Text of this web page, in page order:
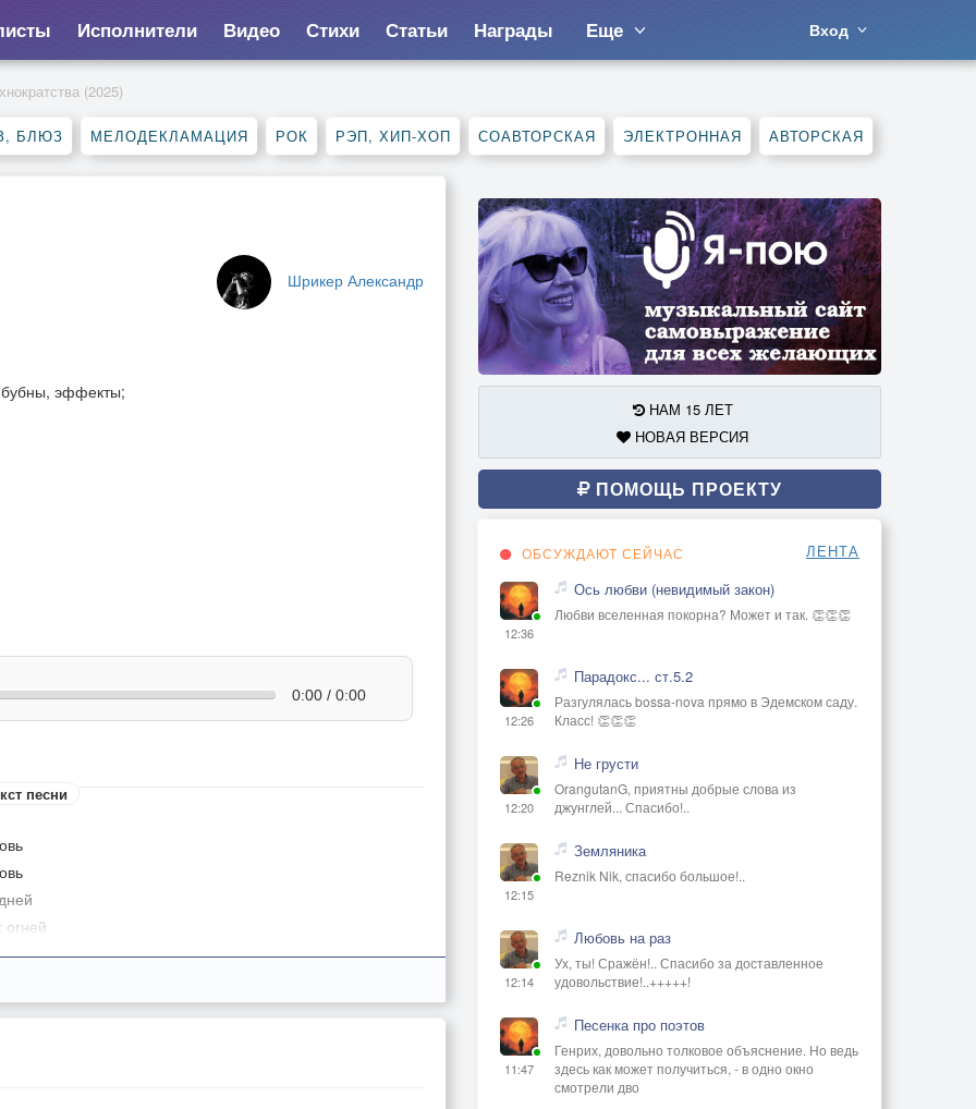
Исполнители Видео Стихи Статьи Награды Еще Вход
(2025)
БЛЮЗ МЕЛОДЕКЛАМАЦИЯ РОК РЭП, ХИП-ХОП СОАВТОРСКАЯ ЭЛЕКТРОННАЯ АВТОРСКАЯ
Шрикер Александр
бубны, эффекты;
0:00 / 0:00
песни
НАМ 15 ЛЕТ
НОВАЯ ВЕРСИЯ
ПОМОЩЬ ПРОЕКТУ
ОБСУЖДАЮТ СЕЙЧАС ЛЕНТА
12:36
Ось любви (невидимый закон)
Любви вселенная покорна? Может и так. 👏👏👏
12:26
Парадокс... ст.5.2
Разгулялась bossa-nova прямо в Эдемском саду.
Класс! 👏👏👏
12:20
Не грусти
OrangutanG, приятны добрые слова из
джунглей... Спасибо!..
12:15
Земляника
Reznik Nik, спасибо большое!..
12:14
Любовь на раз
Ух, ты! Сражён!.. Спасибо за доставленное
удовольствие!..+++++!
11:47
Песенка про поэтов
Генрих, довольно толковое объяснение. Но ведь
здесь как может получиться, - в одно окно
смотрели дво